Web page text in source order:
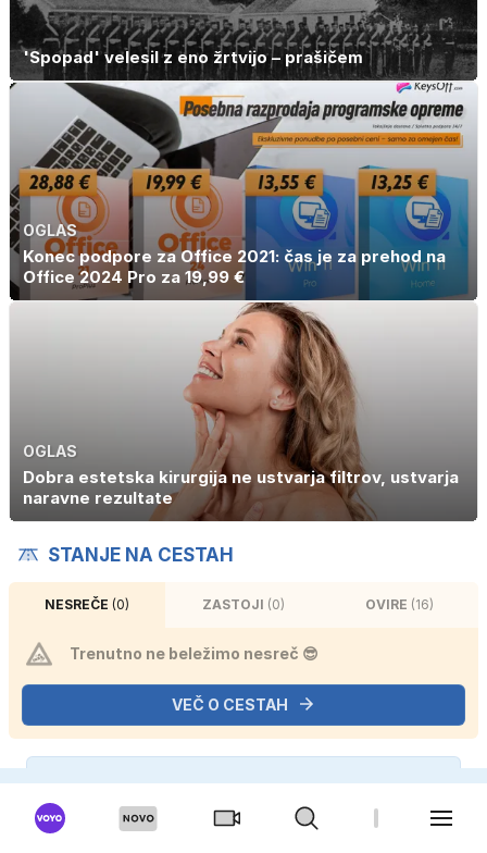
'Spopad' velesil z eno žrtvijo – prašičem
OGLAS
Konec podpore za Office 2021: čas je za prehod na
Office 2024 Pro za 19,99 €
OGLAS
Dobra estetska kirurgija ne ustvarja filtrov, ustvarja
naravne rezultate
STANJE NA CESTAH
NESREČE (0) ZASTOJI (0) OVIRE (16)
Trenutno ne beležimo nesreč 😎
VEČ O CESTAH
E-NOVICE
Prijavi se na pregled dogodkov in bodi na tekočem.